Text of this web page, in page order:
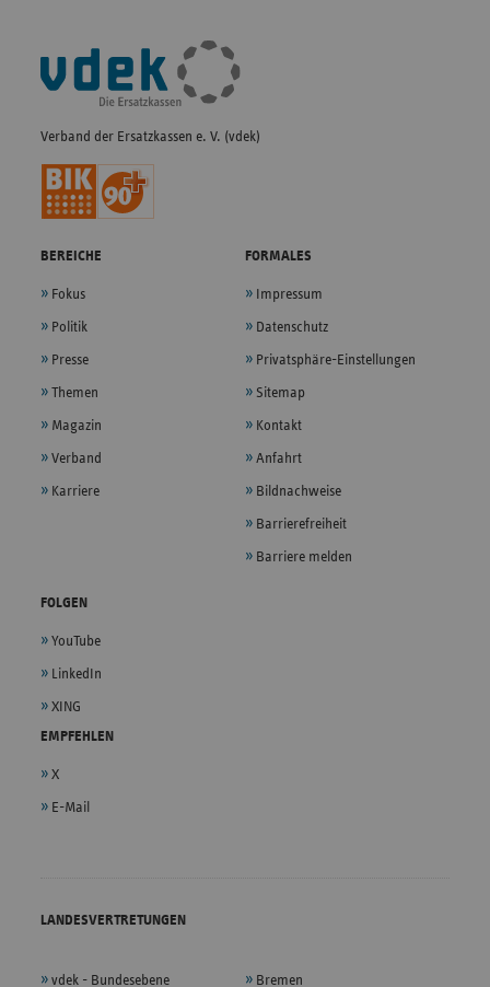
Fußleisten-
Navigation
Verband der Ersatzkassen e. V. (vdek)
BEREICHE
Fokus
Politik
Presse
Themen
Magazin
Verband
Karriere
FORMALES
Impressum
Datenschutz
Privatsphäre-Einstellungen
Sitemap
Kontakt
Anfahrt
Bildnachweise
Barrierefreiheit
Barriere melden
FOLGEN
YouTube
LinkedIn
XING
EMPFEHLEN
X
E-Mail
LANDESVERTRETUNGEN
vdek - Bundesebene Bremen